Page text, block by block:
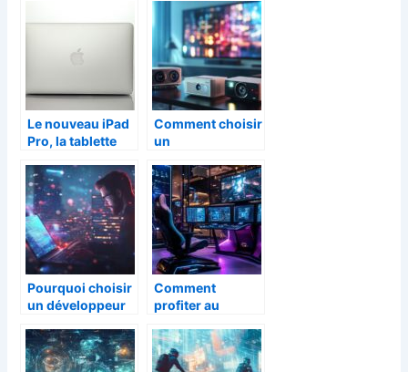
d’affichage et ses
nouveautés
aujourd’hui.
Le nouveau iPad
Pro, la tablette
MacBook
Comment choisir
un
en fonction de
votre budget et
de vos besoins
Pourquoi choisir
un développeur
pour votre projet
web ?
Comment
profiter au
votre expérience
de jeu sur cresus